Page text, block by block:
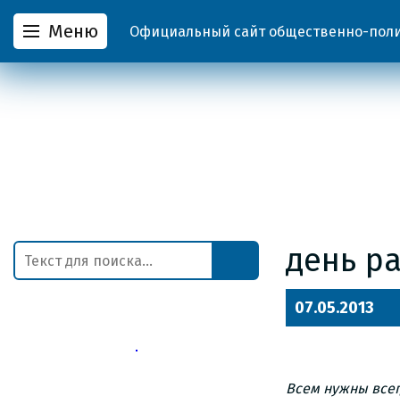
Меню Официальный сайт общественно-
день
07.05.2013
Всем нужны